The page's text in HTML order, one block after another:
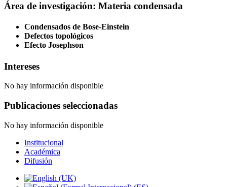
Área de investigación: Materia condensada
Condensados de Bose-Einstein
Defectos topológicos
Efecto Josephson
Intereses
No hay información disponible
Publicaciones seleccionadas
No hay información disponible
Institucional
Académica
Difusión